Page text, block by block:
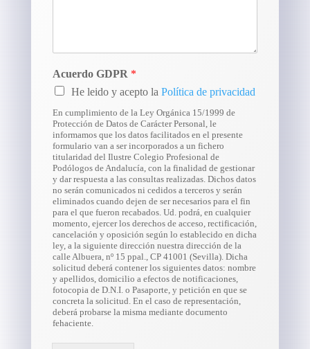
Acuerdo GDPR *
He leido y acepto la Política de privacidad
En cumplimiento de la Ley Orgánica 15/1999 de
Protección de Datos de Carácter Personal, le
informamos que los datos facilitados en el presente
formulario van a ser incorporados a un fichero
titularidad del Ilustre Colegio Profesional de
Podólogos de Andalucía, con la finalidad de gestionar
y dar respuesta a las consultas realizadas. Dichos datos
no serán comunicados ni cedidos a terceros y serán
eliminados cuando dejen de ser necesarios para el fin
para el que fueron recabados. Ud. podrá, en cualquier
momento, ejercer los derechos de acceso, rectificación,
cancelación y oposición según lo establecido en dicha
ley, a la siguiente dirección nuestra dirección de la
calle Albuera, nº 15 ppal., CP 41001 (Sevilla). Dicha
solicitud deberá contener los siguientes datos: nombre
y apellidos, domicilio a efectos de notificaciones,
fotocopia de D.N.I. o Pasaporte, y petición en que se
concreta la solicitud. En el caso de representación,
deberá probarse la misma mediante documento
fehaciente.